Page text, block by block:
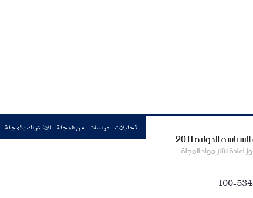
تحليلات دراسات من المجلة للاشتراك بالمجلة